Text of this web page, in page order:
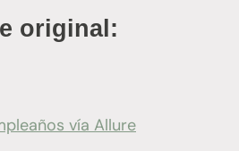
original:
vía Allure